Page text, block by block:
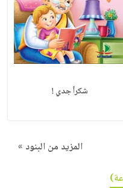
شكراً جدي !
المزيد من البنود »